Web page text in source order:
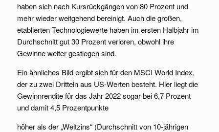
haben sich nach Kursrückgängen von 80 Prozent und
mehr wieder weitgehend bereinigt. Auch die großen,
etablierten Technologiewerte haben im ersten Halbjahr im
Durchschnitt gut 30 Prozent verloren, obwohl ihre
Gewinne weiter gestiegen sind.
Ein ähnliches Bild ergibt sich für den MSCI World Index,
der zu zwei Dritteln aus US-Werten besteht. Hier liegt die
Gewinnrendite für das Jahr 2022 sogar bei 6,7 Prozent
und damit 4,5 Prozentpunkte
höher als der „Weltzins“ (Durchschnitt von 10-jährigen